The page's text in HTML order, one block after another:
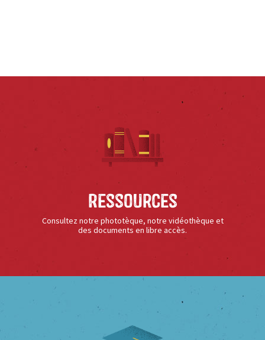
Ressources
Consultez notre phototèque, notre vidéothèque et
des documents en libre accès.